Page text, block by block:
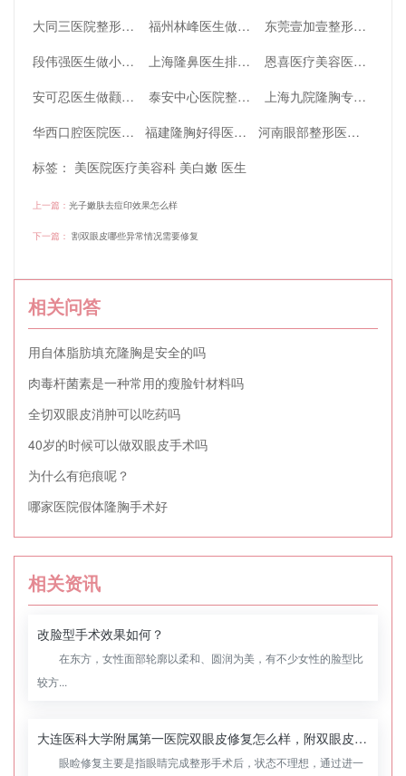
大同三医院整形科怎么样，附医生介绍
福州林峰医生做鼻子效果怎么样
东莞壹加壹整形医院戴俊民医生如何？口碑介绍、资质点评！
段伟强医生做小耳畸形耳再造手术的技术怎么样，深入扒一扒
上海隆鼻医生排名公开，快来看看吧
恩喜医疗美容医院怎么样？附医生介绍
安可忍医生做颧骨内推怎么样，快来看看吧
泰安中心医院整形科做双眼皮要住院吗
上海九院隆胸专家医生排名曝光，干货分享快看~
华西口腔医院医疗美容科假体隆鼻效果怎么样
福建隆胸好得医生有谁，快来看一下
河南眼部整形医生详细介绍，快来看看
标签： 美医院医疗美容科 美白嫩 医生
上一篇： 光子嫩肤去痘印效果怎么样
下一篇： 割双眼皮哪些异常情况需要修复
相关问答
用自体脂肪填充隆胸是安全的吗
肉毒杆菌素是一种常用的瘦脸针材料吗
全切双眼皮消肿可以吃药吗
40岁的时候可以做双眼皮手术吗
为什么有疤痕呢？
哪家医院假体隆胸手术好
相关资讯
改脸型手术效果如何？
在东方，女性面部轮廓以柔和、圆润为美，有不少女性的脸型比
较方...
大连医科大学附属第一医院双眼皮修复怎么样，附双眼皮修复案例
眼睑修复主要是指眼睛完成整形手术后，状态不理想，通过进一